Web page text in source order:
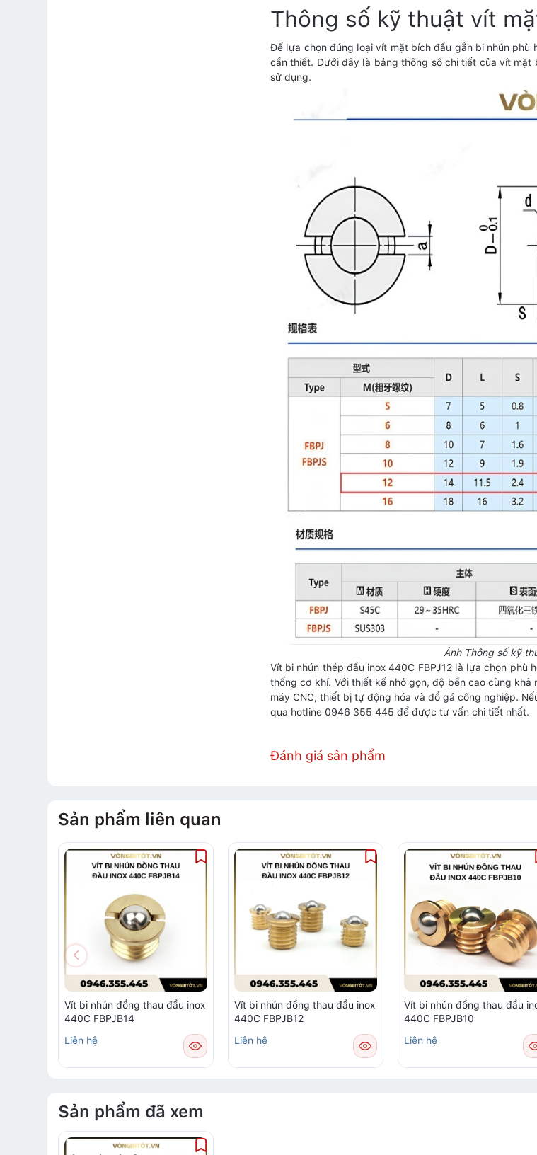
Thông số kỹ thuật vít
Để lựa chọn đúng loại vít mặt bích đầu gắn bi nhún
cần thiết. Dưới đây là bảng thông số chi tiết của vít
sử dụng.
Ảnh Thông số kỹ
Vít bi nhún thép đầu inox 440C FBPJ12 là lựa chọn
thống cơ khí. Với thiết kế nhỏ gọn, độ bền cao cùng
máy CNC, thiết bị tự động hóa và đồ gá công nghiệp.
qua hotline 0946 355 445 để được tư vấn chi tiết nhất.
Đánh giá sản phẩm
Sản phẩm liên quan
Vít bi nhún đồng thau đầu inox
440C FBPJB14
Liên hệ
Vít bi nhún đồng thau đầu inox
440C FBPJB12
Liên hệ
Vít bi nhún đồng thau đầu
440C FBPJB10
Liên hệ
Sản phẩm đã xem